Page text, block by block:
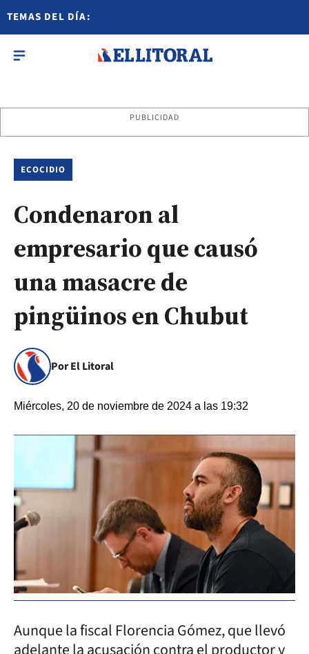
TEMAS DEL DÍA:
PUBLICIDAD
ECOCIDIO
Condenaron al
empresario que causó
una masacre de
pingüinos en Chubut
Por El Litoral
Miércoles, 20 de noviembre de 2024 a las 19:32
Aunque la fiscal Florencia Gómez, que llevó